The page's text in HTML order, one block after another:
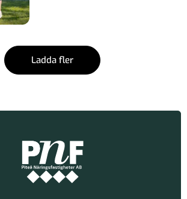
Ladda fler